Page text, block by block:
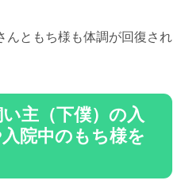
んともち様も体調が回復され
主（下僕）の入
院中のもち様を